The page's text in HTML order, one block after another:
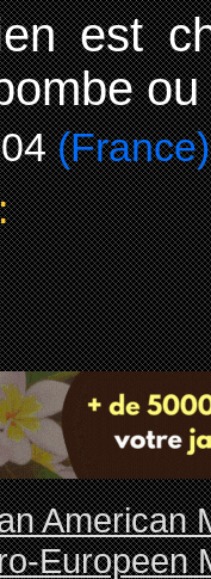
est
(France)
American
Europeen